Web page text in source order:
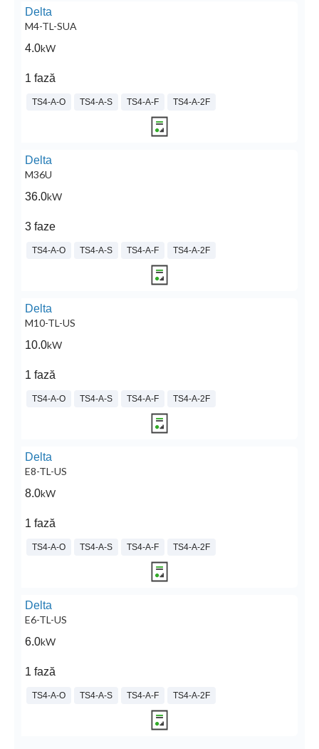
Delta
M4-TL-SUA
4.0kW
1 fază
TS4-A-O TS4-A-S TS4-A-F TS4-A-2F
Delta
M36U
36.0kW
3 faze
TS4-A-O TS4-A-S TS4-A-F TS4-A-2F
Delta
M10-TL-US
10.0kW
1 fază
TS4-A-O TS4-A-S TS4-A-F TS4-A-2F
Delta
E8-TL-US
8.0kW
1 fază
TS4-A-O TS4-A-S TS4-A-F TS4-A-2F
Delta
E6-TL-US
6.0kW
1 fază
TS4-A-O TS4-A-S TS4-A-F TS4-A-2F